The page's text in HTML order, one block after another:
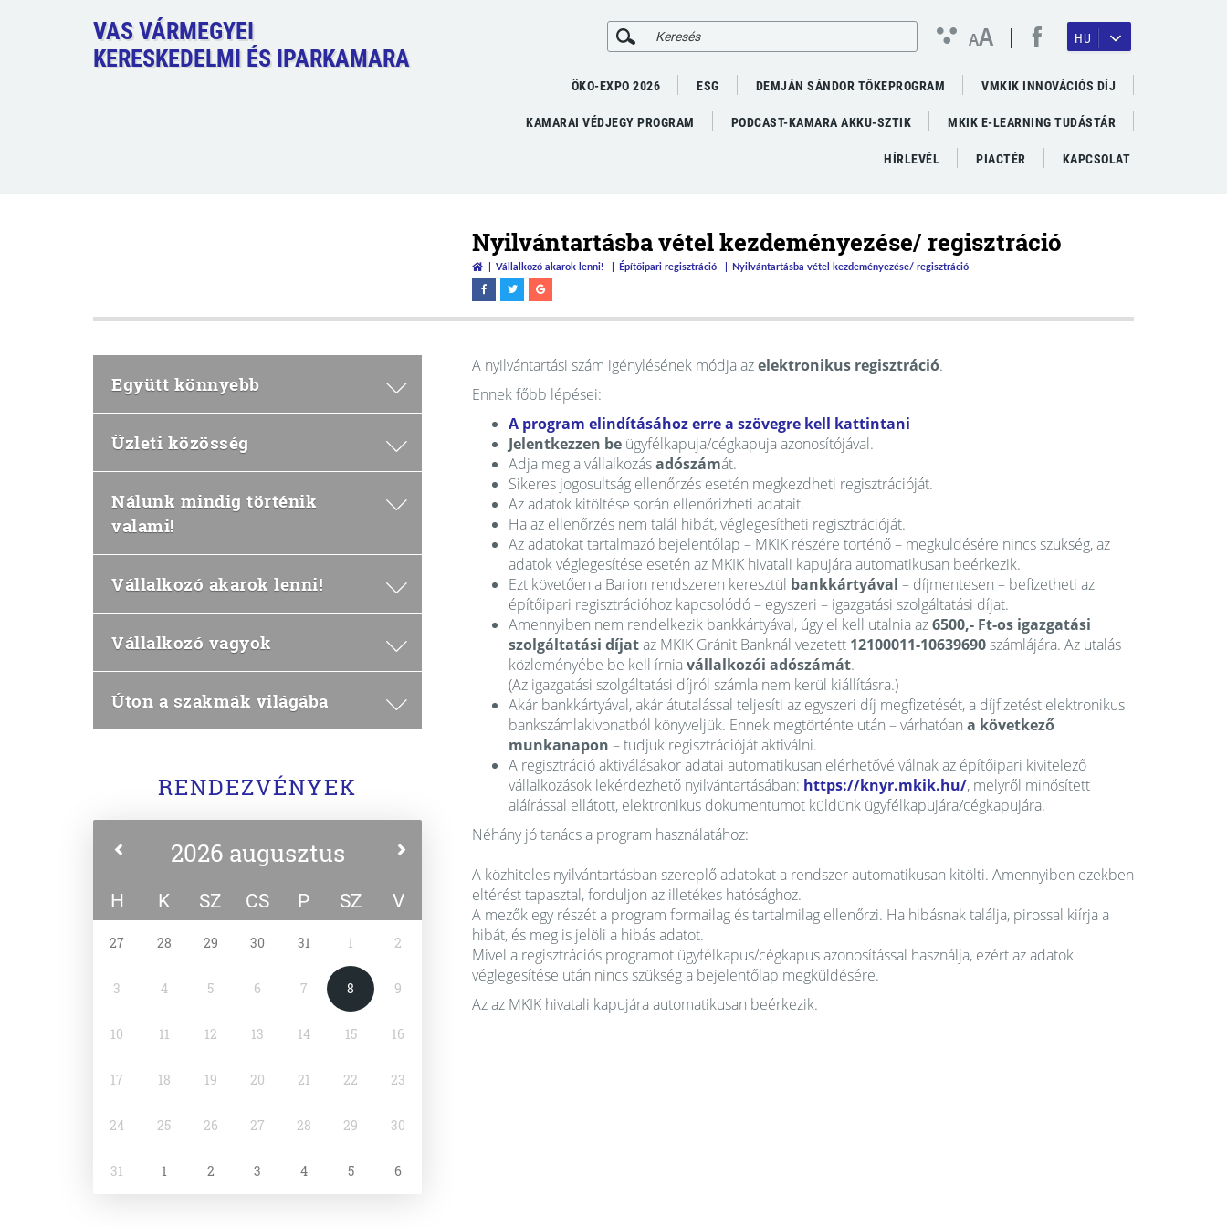
VAS VÁRMEGYEI
KERESKEDELMI ÉS IPARKAMARA
AA HU
ÖKO-EXPO 2026 ESG DEMJÁN SÁNDOR TŐKEPROGRAM VMKIK INNOVÁCIÓS DÍJ
KAMARAI VÉDJEGY PROGRAM PODCAST-KAMARA AKKU-SZTIK MKIK E-LEARNING TUDÁSTÁR
HÍRLEVÉL PIACTÉR KAPCSOLAT
Nyilvántartásba vétel kezdeményezése/ regisztráció
Vállalkozó akarok lenni! Építőipari regisztráció Nyilvántartásba vétel kezdeményezése/ regisztráció
Együtt könnyebb
Üzleti közösség
Nálunk mindig történik
valami!
Vállalkozó akarok lenni!
Vállalkozó vagyok
Úton a szakmák világába
RENDEZVÉNYEK
2026 augusztus
H K SZ CS P SZ V
27 28 29 30 31 1 2
3 4 5 6 7 8 9
10 11 12 13 14 15 16
17 18 19 20 21 22 23
24 25 26 27 28 29 30
31 1 2 3 4 5 6
A nyilvántartási szám igénylésének módja azelektronikus regisztráció.
Ennek főbb lépései:
A program elindításához erre a szövegre kell kattintani
Jelentkezzen be ügyfélkapuja/cégkapuja azonosítójával.
Adja meg a vállalkozásadószámát.
Sikeres jogosultság ellenőrzés esetén megkezdheti regisztrációját.
Az adatok kitöltése során ellenőrizheti adatait.
Ha az ellenőrzés nem talál hibát, véglegesítheti regisztrációját.
Az adatokat tartalmazó bejelentőlap – MKIK részére történő – megküldésére nincs szükség, az
adatok véglegesítése esetén az MKIK hivatali kapujára automatikusan beérkezik.
Ezt követően a Barion rendszeren keresztül bankkártyával – díjmentesen – befizetheti az
építőipari regisztrációhoz kapcsolódó – egyszeri – igazgatási szolgáltatási díjat.
Amennyiben nem rendelkezik bankkártyával, úgy el kell utalnia az6500,- Ft-os igazgatási
szolgáltatási díjataz MKIK Gránit Banknál vezetett 12100011-10639690számlájára. Az utalás
közleményébe be kell írniavállalkozói adószámát.
(Az igazgatási szolgáltatási díjról számla nem kerül kiállításra.)
Akár bankkártyával, akár átutalással teljesíti az egyszeri díj megfizetését, a díjfizetést elektronikus
bankszámlakivonatból könyveljük. Ennek megtörténte után – várhatóan a következő
munkanapon – tudjuk regisztrációját aktiválni.
A regisztráció aktiválásakor adatai automatikusan elérhetővé válnak az építőipari kivitelező
vállalkozások lekérdezhető nyilvántartásában: https://knyr.mkik.hu/, melyről minősített
aláírással ellátott, elektronikus dokumentumot küldünk ügyfélkapujára/cégkapujára.
Néhány jó tanács a program használatához:
A közhiteles nyilvántartásban szereplő adatokat a rendszer automatikusan kitölti. Amennyiben ezekben
eltérést tapasztal, forduljon az illetékes hatósághoz.
A mezők egy részét a program formailag és tartalmilag ellenőrzi. Ha hibásnak találja, pirossal kiírja a
hibát, és meg is jelöli a hibás adatot.
Mivel a regisztrációs programot ügyfélkapus/cégkapus azonosítással használja, ezért az adatok
véglegesítése után nincs szükség a bejelentőlap megküldésére.
Az az MKIK hivatali kapujára automatikusan beérkezik.